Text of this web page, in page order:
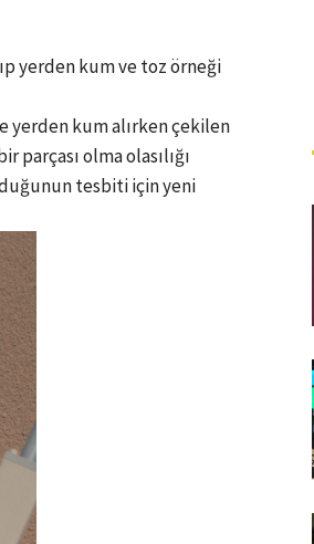
yerden kum ve toz örneği
yerden kum alırken çekilen
parçası olma olasılığı
tesbiti için yeni